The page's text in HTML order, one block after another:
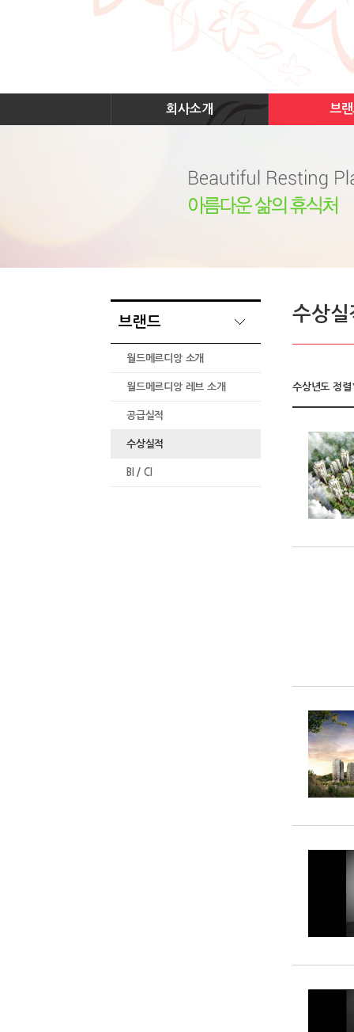
회사소개 브
브랜드
월드메르디앙 소개
월드메르디앙 레브 소개
공급실적
수상실적
BI / CI
수상실
수상년도 정